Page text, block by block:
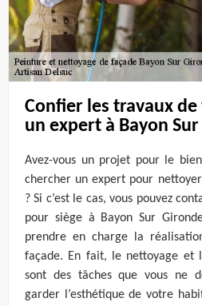
Confier les travaux
un expert à Bayon
Avez-vous un projet pour le
chercher un expert pour
? Si c’est le cas, vous pouvez
pour siège à Bayon Sur
prendre en charge la
façade. En fait, le nettoyage et
sont des tâches que vous ne
garder l’esthétique de votre